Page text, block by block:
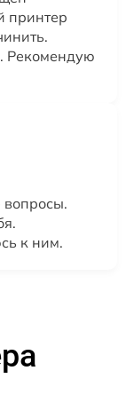
принтер
Рекомендую
вопросы.
к ним.